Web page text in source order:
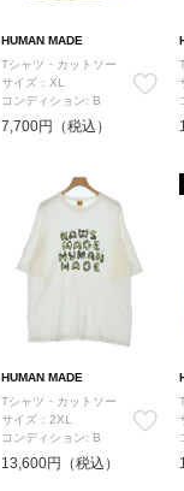
HUMAN MADE
Tシャツ・カットソー
サイズ：XL
コンディション: B
7,700円（税込）
HUMAN MADE
Tシャツ・カットソー
サイズ：2XL
コンディション: B
13,600円（税込）